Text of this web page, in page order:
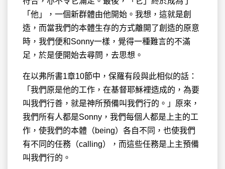
「他」，一個新群體由他開始。我想，這就是創
造，而當我們的本體生存的方式離開了創造的原意
時，我們便和Sonny一樣，覺得一種難言的不滿
足，於是便開始去尋問，去思想。
在以弗所書1章10節中，保羅有段與此相似的話：
「我們原是他的工作，在基督耶穌裡造成的，為要
叫我們行善，就是神所預備叫我們行的。」原來，
我們所有人都是Sonny，我們每個人都是上主的工
作，使我們的本體（being）各自不同，也使我們
有不同的任務（calling），而這些任務是上主預備
叫我們行的。